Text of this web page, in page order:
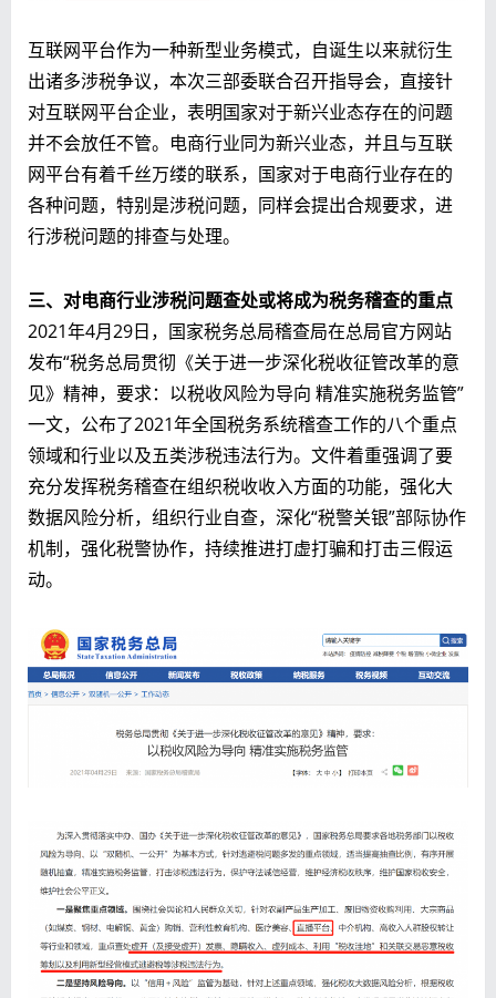
互联网平台作为一种新型业务模式，自诞生以来就衍生
出诸多涉税争议，本次三部委联合召开指导会，直接针
对互联网平台企业，表明国家对于新兴业态存在的问题
并不会放任不管。电商行业同为新兴业态，并且与互联
网平台有着千丝万缕的联系，国家对于电商行业存在的
各种问题，特别是涉税问题，同样会提出合规要求，进
行涉税问题的排查与处理。
三、对电商行业涉税问题查处或将成为税务稽查的重点
2021年4月29日，国家税务总局稽查局在总局官方网站
发布“税务总局贯彻《关于进一步深化税收征管改革的意
见》精神，要求：以税收风险为导向 精准实施税务监管”
一文，公布了2021年全国税务系统稽查工作的八个重点
领域和行业以及五类涉税违法行为。文件着重强调了要
充分发挥税务稽查在组织税收收入方面的功能，强化大
数据风险分析，组织行业自查，深化“税警关银”部际协作
机制，强化税警协作，持续推进打虚打骗和打击三假运
动。